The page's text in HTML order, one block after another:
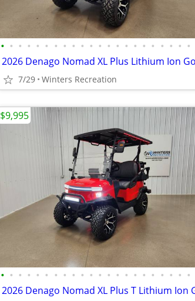
• • • • • • • • • • • • • • • • • • • • • •
7/29 Winters Recreation
• • • • • • • • • • • • • • • • • • • • • •
$9,995